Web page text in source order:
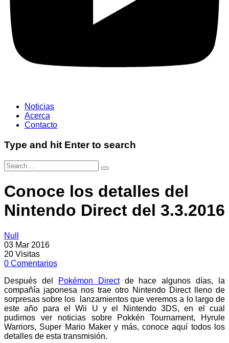
Noticias
Acerca
Contacto
Type and hit Enter to search
Conoce los detalles del
Nintendo Direct del 3.3.2016
Null
03 Mar 2016
20 Visitas
0 Comentarios
Después del
Pokémon Directde hace algunos días, la
compañía japonesa nos trae otro Nintendo Direct lleno de
sorpresas sobre los lanzamientos que veremos a lo largo de
este año para el Wii U y el Nintendo 3DS, en el cual
pudimos ver noticias sobre Pokkén Tournament, Hyrule
Warriors, Super Mario Maker y más, conoce aquí todos los
detalles de esta transmisión.